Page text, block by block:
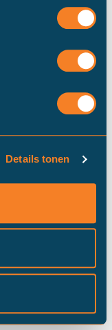
Details tonen